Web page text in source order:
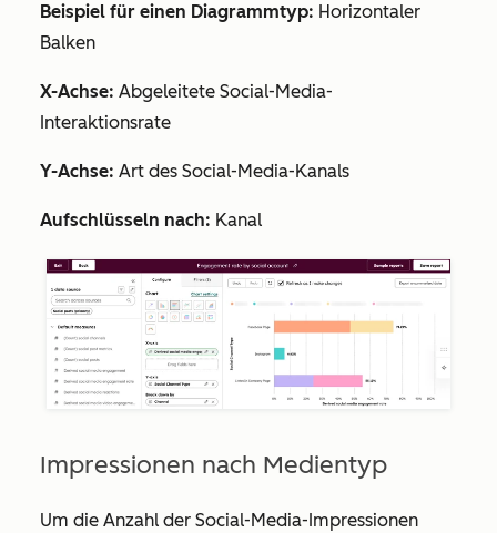
Beispiel für einen Diagrammtyp: Horizontaler
Balken
X-Achse: Abgeleitete Social-Media-
Interaktionsrate
Y-Achse: Art des Social-Media-Kanals
Aufschlüsseln nach: Kanal
Impressionen nach Medientyp
Um die Anzahl der Social-Media-Impressionen